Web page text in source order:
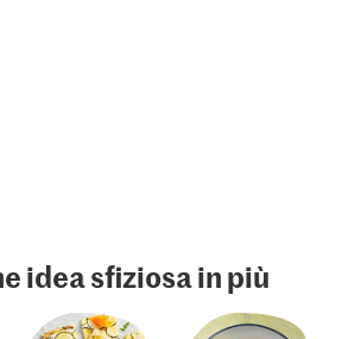
idea sfiziosa in più